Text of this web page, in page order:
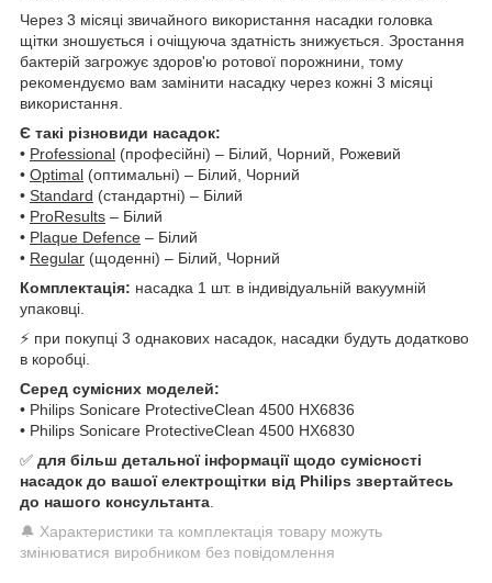
Через 3 місяці звичайного використання насадки головка
щітки зношується і очіщуюча здатність знижується. Зростання
бактерій загрожує здоров'ю ротової порожнини, тому
рекомендуємо вам замінити насадку через кожні 3 місяці
використання.
Є такі різновиди насадок:
• Professional (професійні) – Білий, Чорний, Рожевий
• Optimal (оптимальні) – Білий, Чорний
• Standard (стандартні) – Білий
• ProResults – Білий
• Plaque Defence – Білий
• Regular (щоденні) – Білий, Чорний
Комплектація: насадка 1 шт. в індивідуальній вакуумній
упаковці.
⚡ при покупці 3 однакових насадок, насадки будуть додатково
в коробці.
Серед сумісних моделей:
• Philips Sonicare ProtectiveClean 4500 HX6836
• Philips Sonicare ProtectiveClean 4500 HX6830
✅ для більш детальної інформації щодо сумісності
насадок до вашої електрощітки від Philips звертайтесь
до нашого консультанта
🔔 Характеристики та комплектація товару можуть
змінюватися виробником без повідомлення